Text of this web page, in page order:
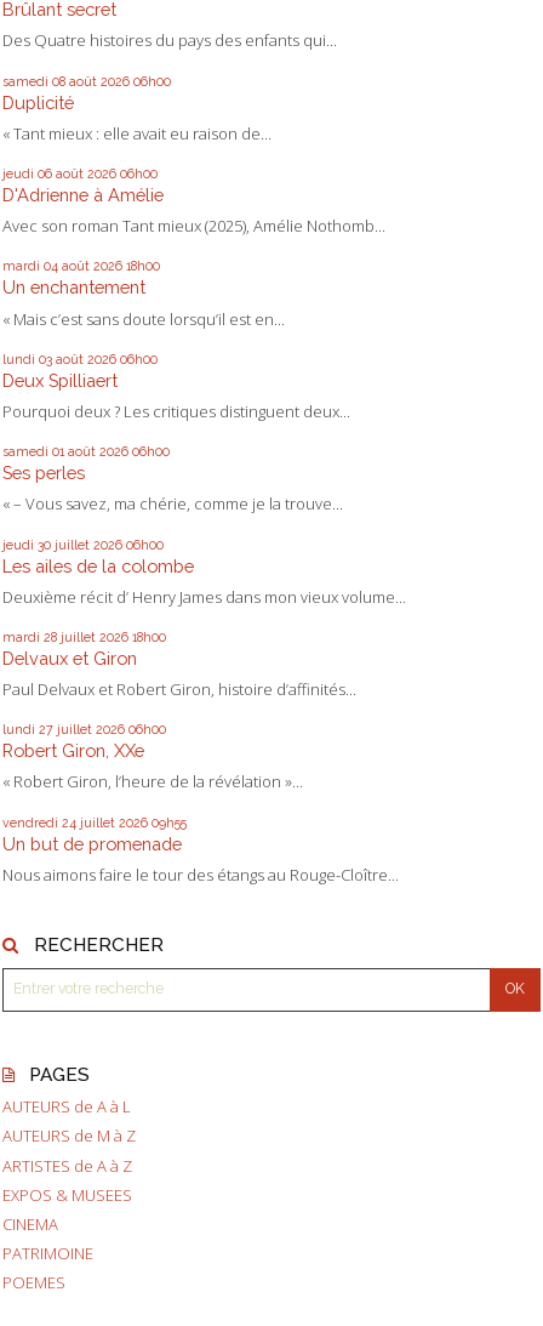
Brûlant secret
Des Quatre histoires du pays des enfants qui...
samedi 08 août 2026 06h00
Duplicité
« Tant mieux : elle avait eu raison de...
jeudi 06 août 2026 06h00
D'Adrienne à Amélie
Avec son roman Tant mieux (2025), Amélie Nothomb...
mardi 04 août 2026 18h00
Un enchantement
« Mais c’est sans doute lorsqu’il est en...
lundi 03 août 2026 06h00
Deux Spilliaert
Pourquoi deux ? Les critiques distinguent deux...
samedi 01 août 2026 06h00
Ses perles
« – Vous savez, ma chérie, comme je la trouve...
jeudi 30 juillet 2026 06h00
Les ailes de la colombe
Deuxième récit d’ Henry James dans mon vieux volume...
mardi 28 juillet 2026 18h00
Delvaux et Giron
Paul Delvaux et Robert Giron, histoire d’affinités...
lundi 27 juillet 2026 06h00
Robert Giron, XXe
« Robert Giron, l’heure de la révélation »...
vendredi 24 juillet 2026 09h55
Un but de promenade
Nous aimons faire le tour des étangs au Rouge-Cloître...
RECHERCHER
PAGES
AUTEURS de A à L
AUTEURS de M à Z
ARTISTES de A à Z
EXPOS & MUSEES
CINEMA
PATRIMOINE
POEMES